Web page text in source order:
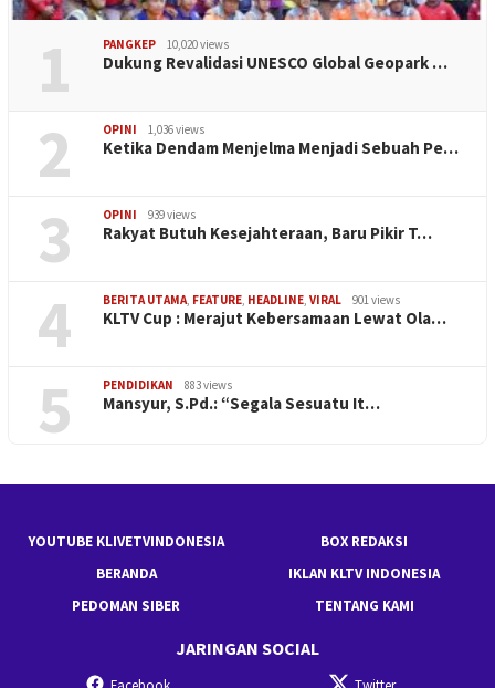
1 PANGKEP 10,020 views
Dukung Revalidasi UNESCO Global Geopark …
2 OPINI 1,036 views
Ketika Dendam Menjelma Menjadi Sebuah Pe…
3 OPINI 939 views
Rakyat Butuh Kesejahteraan, Baru Pikir T…
4 BERITA UTAMA FEATURE HEADLINE VIRAL 901 views
KLTV Cup : Merajut Kebersamaan Lewat Ola…
5 PENDIDIKAN 883 views
Mansyur, S.Pd.: “Segala Sesuatu It…
YOUTUBE KLIVETVINDONESIA
BOX REDAKSI
BERANDA
IKLAN KLTV INDONESIA
PEDOMAN SIBER
TENTANG KAMI
JARINGAN SOCIAL